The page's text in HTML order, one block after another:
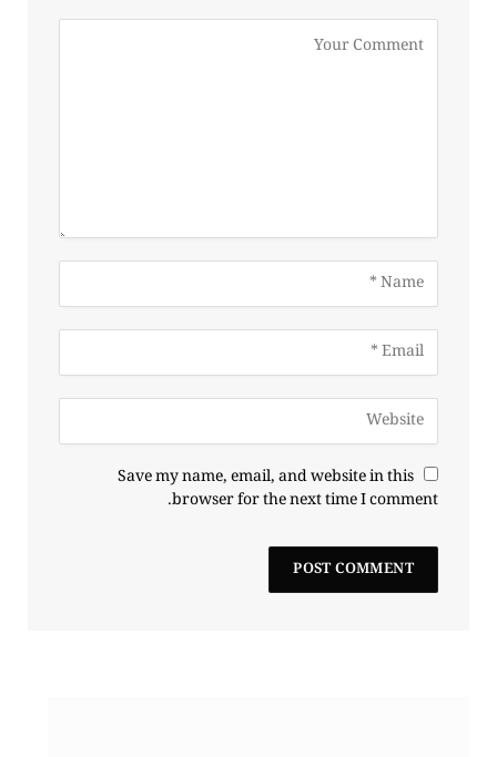
Save my name, email, and website in this
browser for the next time I comment.